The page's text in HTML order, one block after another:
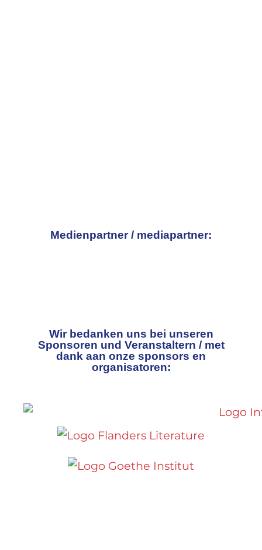
Medienpartner / mediapartner:
Wir bedanken uns bei unseren
Sponsoren und Veranstaltern / met
dank aan onze sponsors en
organisatoren: